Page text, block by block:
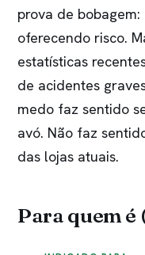
prova de
oferecendo risco.
estatísticas
de acidentes
medo faz sentido
avó. Não faz
das lojas atuais.
Para quem é